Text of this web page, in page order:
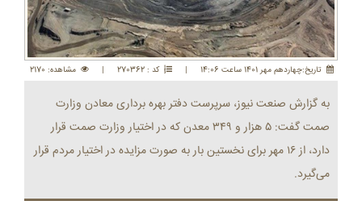
تاريخ:چهاردهم مهر 1401 ساعت 14:06 | کد : 270362 | مشاهده: 2170
به گزارش صنعت نیوز، سرپرست دفتر بهره برداری معادن وزارت
صمت گفت: ۵ هزار و ۳۴۹ معدن که در اختیار وزارت صمت قرار
دارد، از ۱۶ مهر برای نخستین بار به صورت مزایده در اختیار مردم قرار
می‌گیرد.